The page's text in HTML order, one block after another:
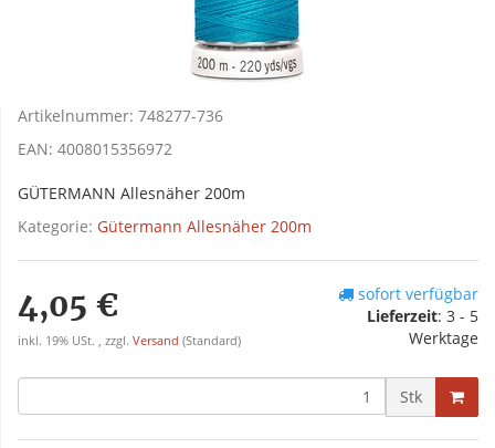
Artikelnummer: 748277-736
EAN: 4008015356972
GÜTERMANN Allesnäher 200m
Kategorie: Gütermann Allesnäher 200m
4,05 €
inkl. 19% USt. , zzgl. Versand (Standard)
sofort verfügbar
Lieferzeit: 3 - 5
Werktage
Stk